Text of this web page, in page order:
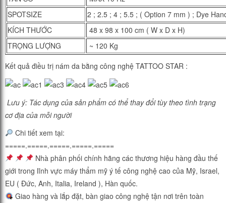
SPOTSIZE
2 ; 2.5 ; 4 ; 5.5 ; ( Option 7 mm ) ; Dye
KÍCH THƯỚC
48 x 98 x 100 cm ( W x D x H)
TRỌNG LƯỢNG
~ 120 Kg
Kết quả điều trị nám da bằng công nghệ TATTOO STAR :
Lưu ý: Tác dụng của sản phẩm có thể thay đổi tùy theo tình trạng
cơ địa của mỗi người
Chi tiết xem tại:
=====.=====.=====.=====.=====
Nhà phân phối chính hãng các thương hiệu hàng đầu thế
giới trong lĩnh vực máy thẩm mỹ ý tế công nghệ cao của Mỹ, Israel,
EU ( Đức, Anh, Italia, Ireland ), Hàn quốc.
Giao hàng và lắp đặt, bàn giao công nghệ tận nơi trên toàn